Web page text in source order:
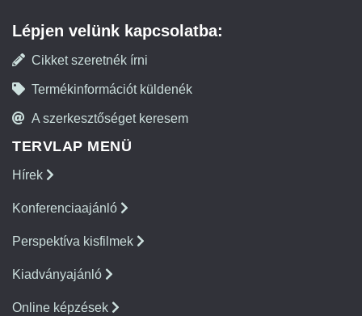
Lépjen velünk kapcsolatba:
Cikket szeretnék írni
Termékinformációt küldenék
A szerkesztőséget keresem
TERVLAP MENÜ
Hírek
Konferenciaajánló
Perspektíva kisfilmek
Kiadványajánló
Online képzések